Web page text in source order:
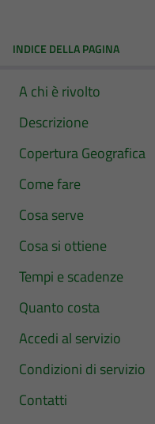
INDICE DELLA PAGINA
A chi è rivolto
Descrizione
Copertura Geografica
Come fare
Cosa serve
Cosa si ottiene
Tempi e scadenze
Quanto costa
Accedi al servizio
Condizioni di servizio
Contatti